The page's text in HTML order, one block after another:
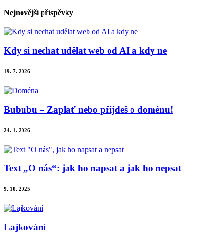
Nejnovější příspěvky
Kdy si nechat udělat web od AI a kdy ne
19. 7. 2026
Bububu – Zaplať nebo přijdeš o doménu!
24. 1. 2026
Text „O nás“: jak ho napsat a jak ho nepsat
9. 10. 2025
Lajkování